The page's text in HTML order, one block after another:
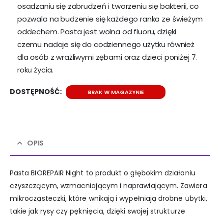
osadzaniu się zabrudzeń i tworzeniu się bakterii, co
pozwala na budzenie się każdego ranka ze świeżym
oddechem. Pasta jest wolna od fluoru, dzięki
czemu nadaje się do codziennego użytku również
dla osób z wrażliwymi zębami oraz dzieci poniżej 7.
roku życia.
DOSTĘPNOŚĆ: BRAK W MAGAZYNIE
OPIS
Pasta BIOREPAIR Night to produkt o głębokim działaniu
czyszczącym, wzmacniającym i naprawiającym. Zawiera
mikrocząsteczki, które wnikają i wypełniają drobne ubytki,
takie jak rysy czy pęknięcia, dzięki swojej strukturze